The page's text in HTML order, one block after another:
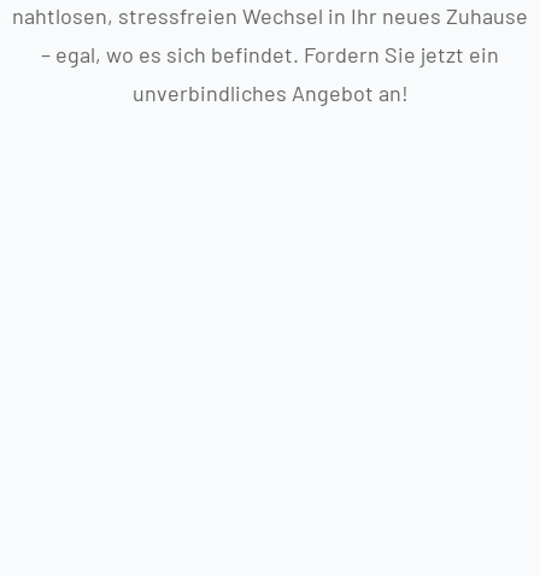
nahtlosen, stressfreien Wechsel in Ihr neues Zuhause
– egal, wo es sich befindet. Fordern Sie jetzt ein
unverbindliches Angebot an!